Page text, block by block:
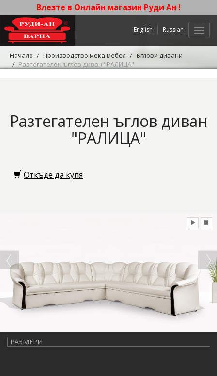
Влезте в Онлайн магазин Руди Ан !
English Russian
Начало Производство мека мебел
Ъглови дивани
Разтегателен ъглов диван "РАЛИЦА"
Разтегателен ъглов диван
"РАЛИЦА"
Откъде да купя
РАЗМЕРИ